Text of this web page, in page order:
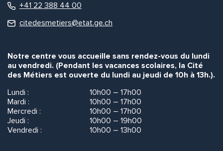
+41 22 388 44 00
citedesmetiers@etat.ge.ch
Notre centre vous accueille sans rendez-vous du lundi
au vendredi. (Pendant les vacances scolaires, la Cité
des Métiers est ouverte du lundi au jeudi de 10h à 13h.).
Lundi :
10h00 – 17h00
Mardi :
10h00 – 17h00
Mercredi :
10h00 – 17h00
Jeudi :
10h00 – 19h00
Vendredi :
10h00 – 13h00